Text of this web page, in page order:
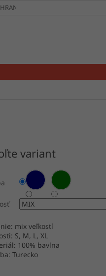
OSOBNÝCH ÚDAJOV
variant
mix veľkostí
S, M, L, XL
100% bavlna
Turecko